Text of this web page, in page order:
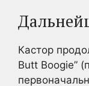
Кастор
Butt Boogie”